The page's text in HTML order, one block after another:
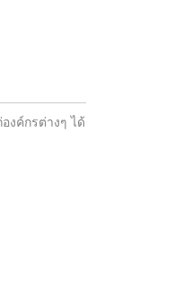
งค์กรต่างๆ ได้